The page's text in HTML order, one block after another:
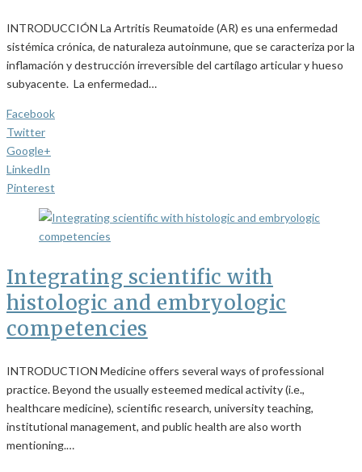
INTRODUCCIÓN La Artritis Reumatoide (AR) es una enfermedad
sistémica crónica, de naturaleza autoinmune, que se caracteriza por la
inflamación y destrucción irreversible del cartílago articular y hueso
subyacente. La enfermedad…
Facebook
Twitter
Google+
LinkedIn
Pinterest
Integrating scientific with
histologic and embryologic
competencies
INTRODUCTION Medicine offers several ways of professional
practice. Beyond the usually esteemed medical activity (i.e.,
healthcare medicine), scientific research, university teaching,
institutional management, and public health are also worth
mentioning.…